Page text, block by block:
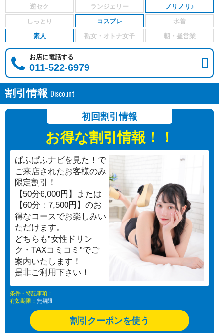
ノリノリ♪
コスプレ
素人
お店に電話する
011-522-6979
割引情報
初回割引情報
お得な割引情報！！
ぱふぱふナビを見た！で
ご来店されたお客様のみ
限定割引！
【50分6,000円】または
【60分：7,500円】のお
得なコースでお楽しみい
ただけます。
どちらも”女性ドリン
ク・TAXコミコミ”でご
案内いたします！
是非ご利用下さい！
条件・特記事項：
有効期限： 無期限
割引クーポンを使う